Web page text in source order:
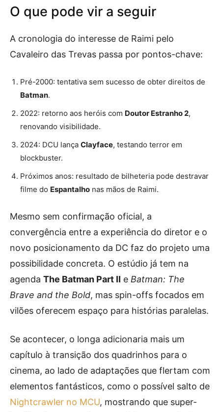
O que pode vir a seguir
A cronologia do interesse de Raimi pelo
Cavaleiro das Trevas passa por pontos-chave:
Pré-2000: tentativa sem sucesso de obter direitos de
Batman.
2022: retorno aos heróis com Doutor Estranho 2,
renovando visibilidade.
2024: DCU lança Clayface, testando terror em
blockbuster.
Próximos anos: resultado de bilheteria pode destravar
filme do Espantalho nas mãos de Raimi.
Mesmo sem confirmação oficial, a
convergência entre a experiência do diretor e o
novo posicionamento da DC faz do projeto uma
possibilidade concreta. O estúdio já tem na
agenda The Batman Part II e Batman: The
Brave and the Bold, mas spin-offs focados em
vilões oferecem espaço para histórias paralelas.
Se acontecer, o longa adicionaria mais um
capítulo à transição dos quadrinhos para o
cinema, ao lado de adaptações que flertam com
elementos fantásticos, como o possível salto de
Nightcrawler no MCU, mostrando que super-